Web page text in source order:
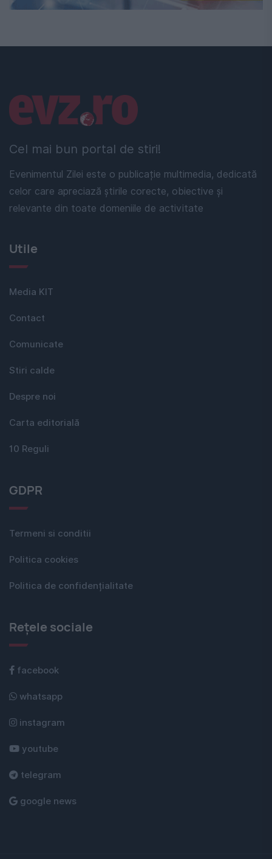
Cel mai bun portal de stiri!
Evenimentul Zilei este o publicație multimedia, dedicată
celor care apreciază știrile corecte, obiective și
relevante din toate domeniile de activitate
Linkuri utile
Utile
Media KIT
Contact
Comunicate
Stiri calde
Despre noi
Carta editorială
10 Reguli
GDPR
Termeni si conditii
Politica cookies
Politica de confidențialitate
Rețele sociale
facebook
whatsapp
instagram
youtube
telegram
google news